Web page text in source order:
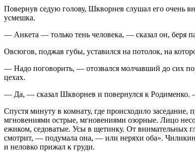
Повернув седую голову, Шкворнев слушал его очень
усмешка.
— Анкета — только тень человека, — сказал он, беря
Овсюгов, поджав губы, уставился на потолок, на
— Надо поговорить, — отозвался молчавший до сих
цехах.
— Да, — сказал Шкворнев и повернулся к Родименко.
Спустя минуту в комнату, где происходило
мгновениями острые, мгновениями озорные. Лицо
ежиком, седоватые. Усы в щетинку. От внимательных
смотрит, — подумала она, — или неряхи оба». Чиликин
и неловко прижал к груди.